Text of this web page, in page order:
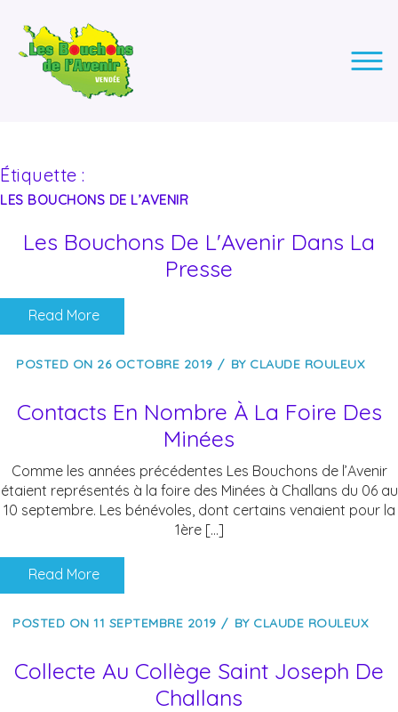
Étiquette :
LES BOUCHONS DE L’AVENIR
Les Bouchons De L'Avenir Dans La
Presse
Read More
POSTED ON 26 OCTOBRE 2019 BY CLAUDE ROULEUX
Contacts En Nombre À La Foire Des
Minées
Comme les années précédentes Les Bouchons de l’Avenir
étaient représentés à la foire des Minées à Challans du 06 au
10 septembre. Les bénévoles, dont certains venaient pour la
1ère […]
Read More
POSTED ON 11 SEPTEMBRE 2019 BY CLAUDE ROULEUX
Collecte Au Collège Saint Joseph De
Challans